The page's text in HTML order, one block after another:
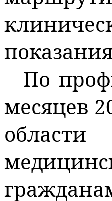
По
месяцев